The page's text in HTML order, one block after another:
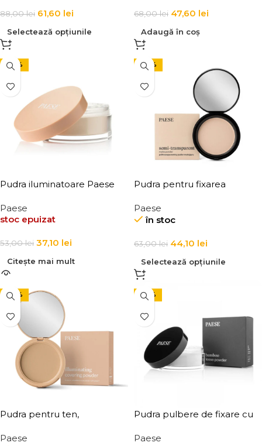
88,00lei 61,60 lei
Selectează opțiunile
68,00lei 47,60 lei
Adaugă în coș
-30%
Pudra iluminatoare Paese
Highlighter 5g
Paese
stoc epuizat
53,00lei 37,10 lei
Citește mai mult
-30%
Pudra pentru fixarea
transparenta Paese Absolut
Revelation Serie 9g
Paese
în stoc
63,00lei 44,10 lei
Selectează opțiunile
-30%
Pudra pentru ten,
Revelation Serie 9g
Paese
-42%
Pudra pulbere de fixare cu
Powder 8g
Paese